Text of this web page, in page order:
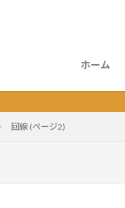
ホーム
回線 (ページ2)